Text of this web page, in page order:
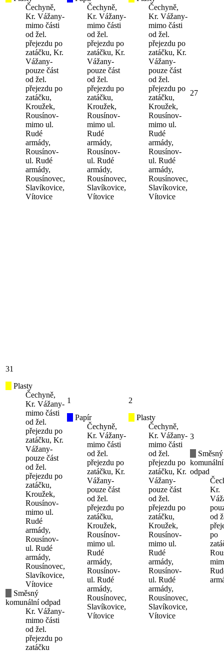
Čechyně,
Kr. Vážany-
mimo části
od žel.
přejezdu po
zatáčku, Kr.
Vážany-
pouze část
od žel.
přejezdu po
zatáčku,
Kroužek,
Rousínov-
mimo ul.
Rudé
armády,
Rousínov-
ul. Rudé
armády,
Rousínovec,
Slavíkovice,
Vítovice
Čechyně,
Kr. Vážany-
mimo části
od žel.
přejezdu po
zatáčku, Kr.
Vážany-
pouze část
od žel.
přejezdu po
zatáčku,
Kroužek,
Rousínov-
mimo ul.
Rudé
armády,
Rousínov-
ul. Rudé
armády,
Rousínovec,
Slavíkovice,
Vítovice
Čechyně,
Kr. Vážany-
mimo části
od žel.
přejezdu po
zatáčku, Kr.
Vážany-
pouze část
od žel.
přejezdu po
zatáčku,
Kroužek,
Rousínov-
mimo ul.
Rudé
armády,
Rousínov-
ul. Rudé
armády,
Rousínovec,
Slavíkovice,
Vítovice
27
31
Plasty
Čechyně,
Kr. Vážany-
mimo části
od žel.
přejezdu po
zatáčku, Kr.
Vážany-
pouze část
od žel.
přejezdu po
zatáčku,
Kroužek,
Rousínov-
mimo ul.
Rudé
armády,
Rousínov-
ul. Rudé
armády,
Rousínovec,
Slavíkovice,
Vítovice
Směsný
komunální odpad
Kr. Vážany-
mimo části
od žel.
přejezdu po
zatáčku
1
Papír
Čechyně,
Kr. Vážany-
mimo části
od žel.
přejezdu po
zatáčku, Kr.
Vážany-
pouze část
od žel.
přejezdu po
zatáčku,
Kroužek,
Rousínov-
mimo ul.
Rudé
armády,
Rousínov-
ul. Rudé
armády,
Rousínovec,
Slavíkovice,
Vítovice
2
Plasty
Čechyně,
Kr. Vážany-
mimo části
od žel.
přejezdu po
zatáčku, Kr.
Vážany-
pouze část
od žel.
přejezdu po
zatáčku,
Kroužek,
Rousínov-
mimo ul.
Rudé
armády,
Rousínov-
ul. Rudé
armády,
Rousínovec,
Slavíkovice,
Vítovice
3
Směsný
komunální
odpad
Kr.
od
po